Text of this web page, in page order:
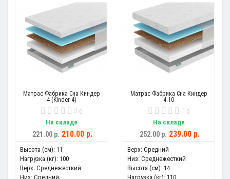
Матрас Фабрика Сна Киндер
4 (Kinder 4)
0
На складе
221.00 р. 210.00 р.
Высота (см): 11
Нагрузка (кг): 100
Верх: Среднежесткий
Низ: Средний
Матрас Фабрика Сна Киндер
4.10
0
На складе
252.00 р. 239.00 р.
Верх: Средний
Низ: Среднежесткий
Высота (см): 14
Нагрузка (кг): 110